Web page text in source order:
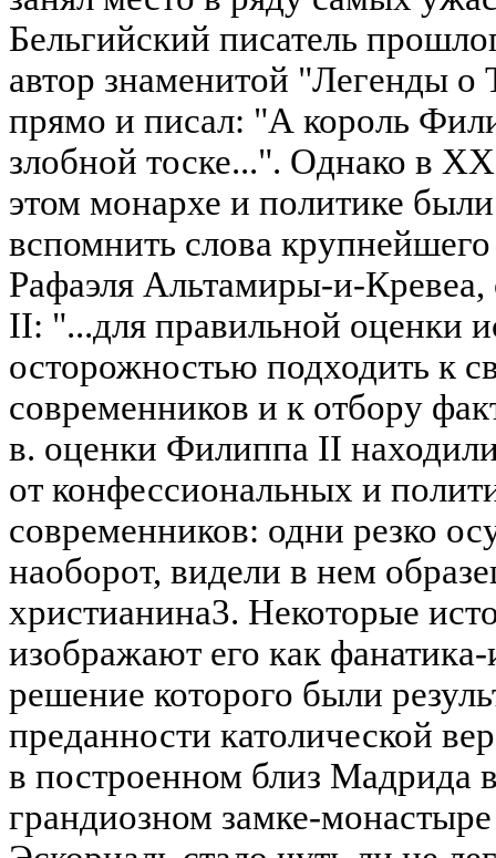
Бельгийский писатель
автор знаменитой "Легенды о
прямо и писал: "А король
злобной тоске...". Однако в
этом монархе и политике
вспомнить слова
Рафаэля Альтамиры-и-
II: "...для правильной оценки
осторожностью подходить к
современников и к отбору
в. оценки Филиппа II
от конфессиональных и
современников: одни резко
наоборот, видели в нем
христианина3. Некоторые
изображают его как
решение которого были
преданности католической
в построенном близ Мадрида
грандиозном замке-